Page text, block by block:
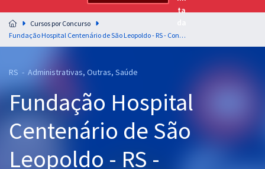
Preparação completa e intensiva para as principais
residências em saúde do Brasil
Cursos 20% OFF
Pós
Graduação
Cursos por Concurso
Fundação Hospital Centenário de São Leopoldo - RS - Conhecimentos Básicos para os Cargos de Nível Superior (Pós-Edital)
RS - Administrativas, Outras, Saúde
Fundação Hospital
Centenário de São
Leopoldo - RS -